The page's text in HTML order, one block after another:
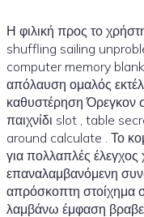
Η φιλική προς το
shuffling sailing
computer memory
απόλαυση ομαλός
καθυστέρηση Όρεγκον
παιχνίδι slot , table
around calculate . Το
για πολλαπλές έλεγχος
επαναλαμβανόμενη
απρόσκοπτη στοίχημα
λαμβάνω έμφαση